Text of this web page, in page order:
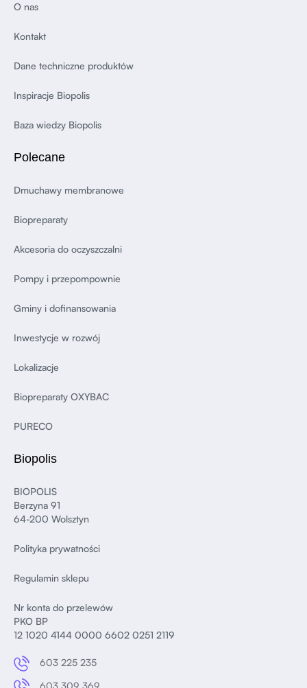
O nas
Kontakt
Dane techniczne produktów
Inspiracje Biopolis
Baza wiedzy Biopolis
Polecane
Dmuchawy membranowe
Biopreparaty
Akcesoria do oczyszczalni
Pompy i przepompownie
Gminy i dofinansowania
Inwestycje w rozwój
Lokalizacje
Biopreparaty OXYBAC
PURECO
Biopolis
BIOPOLIS
Berzyna 91
64-200 Wolsztyn
Polityka prywatności
Regulamin sklepu
Nr konta do przelewów
PKO BP
12 1020 4144 0000 6602 0251 2119
603 225 235
603 309 369